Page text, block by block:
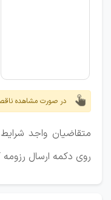
در صورت مشاهده
متقاضیان واجد
روی دکمه ارسال رزومه